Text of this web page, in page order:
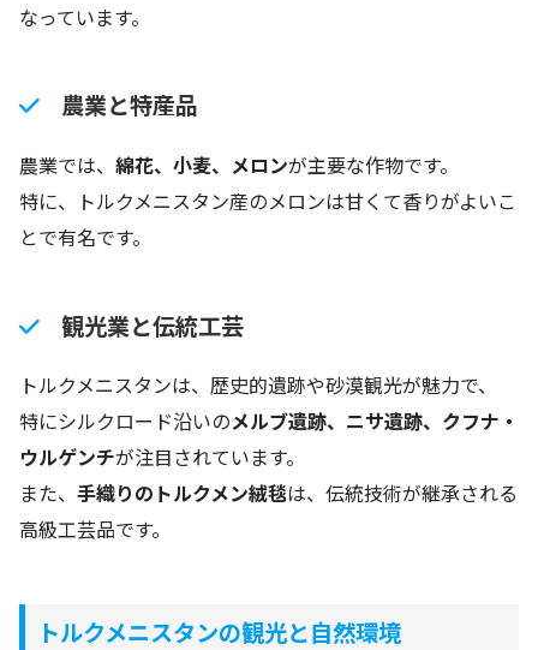
なっています。
農業と特産品
農業では、 綿花、小麦、メロンが主要な作物です。
特に、トルクメニスタン産のメロンは甘くて香りがよいこ
とで有名です。
観光業と伝統工芸
トルクメニスタンは、歴史的遺跡や砂漠観光が魅力で、
特にシルクロード沿いのメルブ遺跡、ニサ遺跡、クフナ・
ウルゲンチが注目されています。
また、 手織りのトルクメン絨毯は、伝統技術が継承される
高級工芸品です。
トルクメニスタンの観光と自然環境